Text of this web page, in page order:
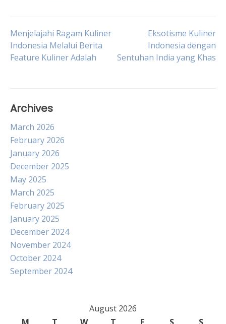
Post
navigation
Menjelajahi Ragam Kuliner
Indonesia Melalui Berita
Feature Kuliner Adalah
Eksotisme Kuliner
Indonesia dengan
Sentuhan India yang Khas
Archives
March 2026
February 2026
January 2026
December 2025
May 2025
March 2025
February 2025
January 2025
December 2024
November 2024
October 2024
September 2024
August 2026